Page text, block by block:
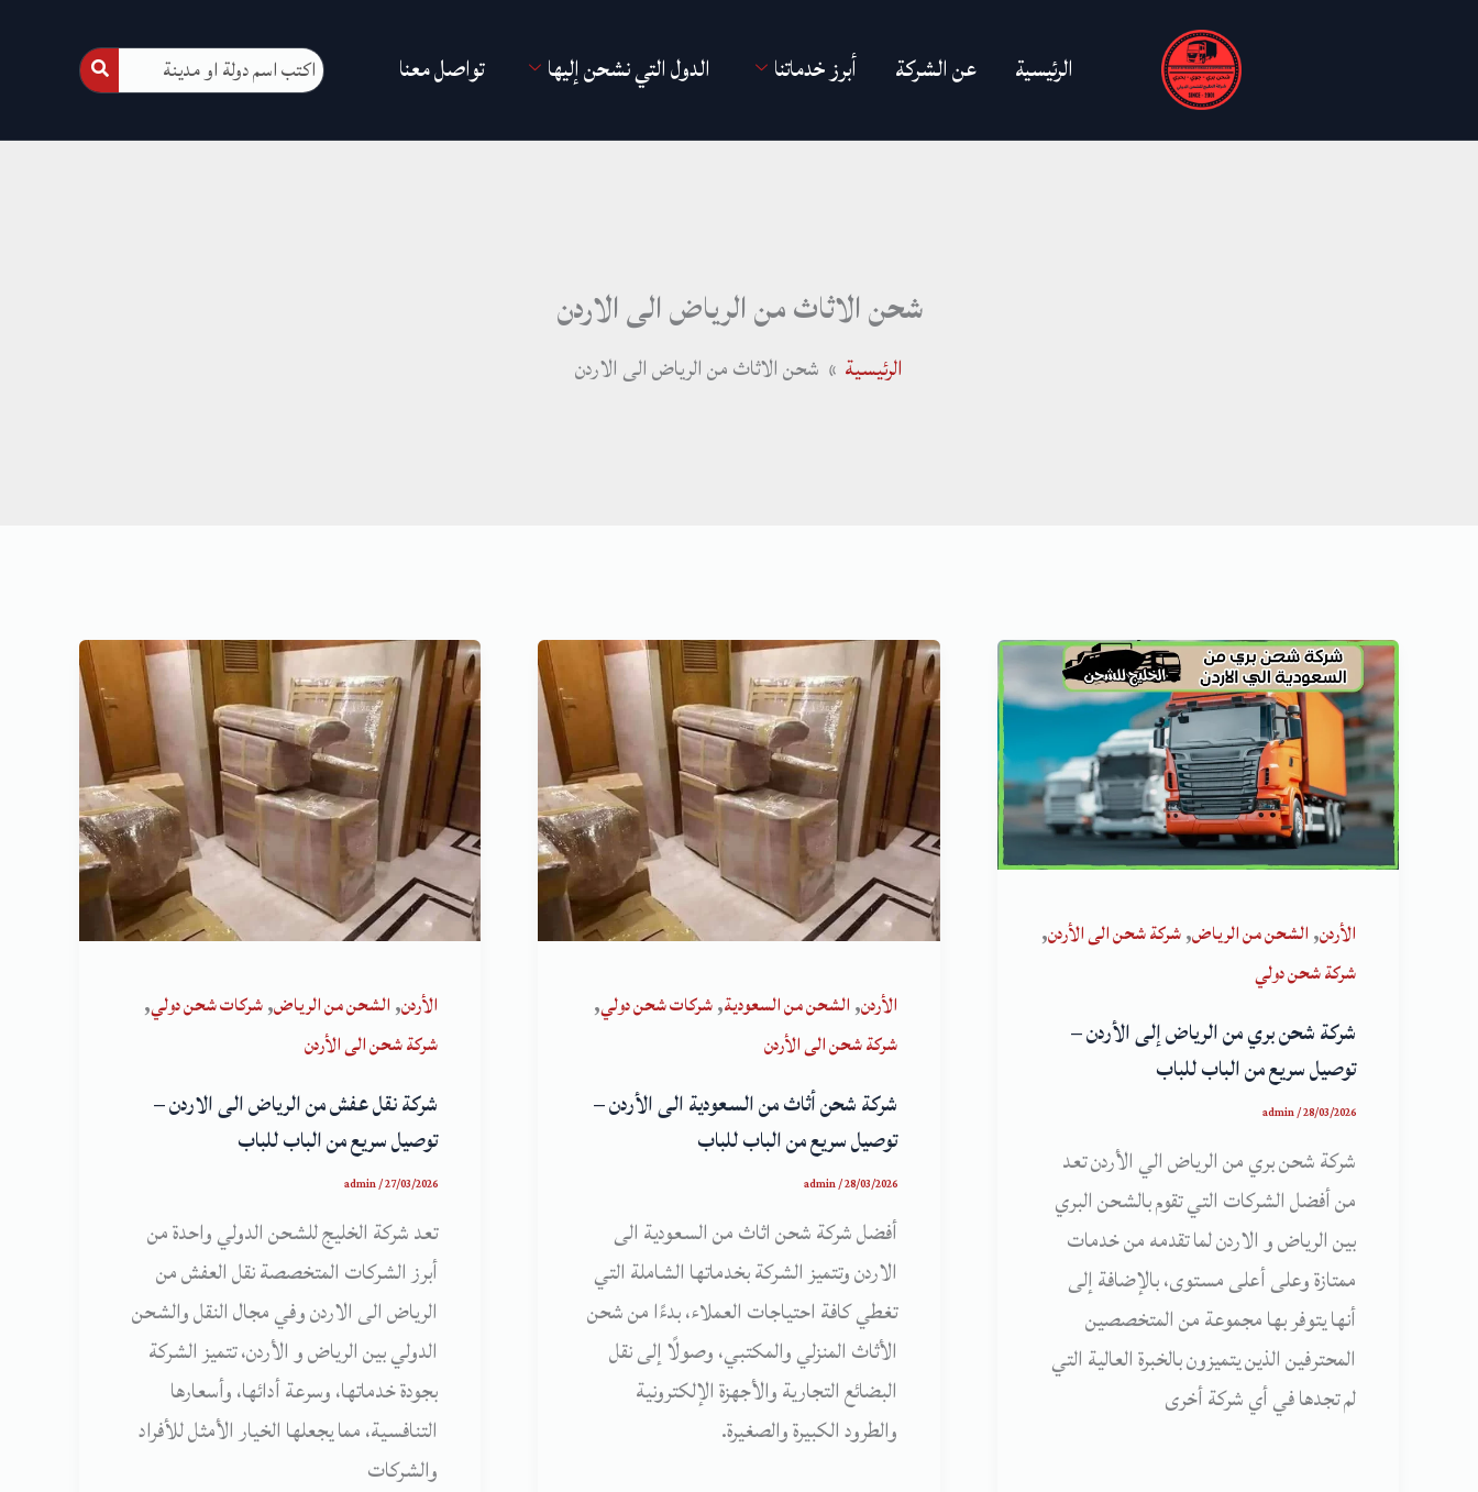
الرئيسية عن الشركة أبرز خدماتنا الدول التي نشحن إليها تواصل معنا
شحن الاثاث من الرياض الى الاردن
الرئيسية شحن الاثاث من الرياض الى الاردن
الأردن,الشحن من الرياض,شركة شحن الى الأردن,
شركة شحن دولي
شركة شحن بري من الرياض إلى الأردن –
توصيل سريع من الباب للباب
admin/28/03/2026
شركة شحن بري من الرياض الي الأردن تعد
من أفضل الشركات التي تقوم بالشحن البري
بين الرياض و الاردن لما تقدمه من خدمات
ممتازة وعلى أعلى مستوى، بالإضافة إلى
أنها يتوفر بها مجموعة من المتخصصين
المحترفين الذين يتميزون بالخبرة العالية التي
لم تجدها في أي شركة أخرى
الأردن,الشحن من السعودية,شركات شحن دولي,
شركة شحن الى الأردن
شركة شحن أثاث من السعودية الى الأردن –
توصيل سريع من الباب للباب
admin/28/03/2026
أفضل شركة شحن اثاث من السعودية الى
الاردن وتتميز الشركة بخدماتها الشاملة التي
تغطي كافة احتياجات العملاء، بدءًا من شحن
الأثاث المنزلي والمكتبي، وصولًا إلى نقل
البضائع التجارية والأجهزة الإلكترونية
والطرود الكبيرة والصغيرة.
الأردن,الشحن من الرياض,شركات شحن دولي,
شركة شحن الى الأردن
شركة نقل عفش من الرياض الى الاردن –
توصيل سريع من الباب للباب
admin/27/03/2026
تعد شركة الخليج للشحن الدولي واحدة من
أبرز الشركات المتخصصة نقل العفش من
الرياض الى الاردن وفي مجال النقل والشحن
الدولي بين الرياض و الأردن، تتميز الشركة
بجودة خدماتها، وسرعة أدائها، وأسعارها
التنافسية، مما يجعلها الخيار الأمثل للأفراد
والشركات